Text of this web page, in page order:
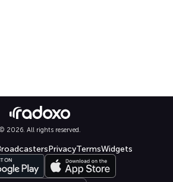
© 2026. All rights reserved.
PrivacyTermsWidgets